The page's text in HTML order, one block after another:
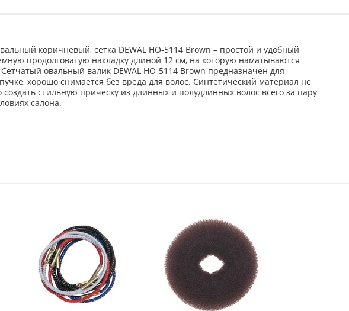
коричневый, сетка DEWAL HO-5114 Brown – простой и удобный
продолговатую накладку длиной 12 см, на которую наматываются
овальный валик DEWAL HO-5114 Brown предназначен для
хорошо снимается без вреда для волос. Синтетический материал не
стильную прическу из длинных и полудлинных волос всего за пару
салона.